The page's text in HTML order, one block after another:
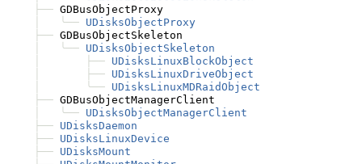
├── GDBusObjectProxy
╰── UDisksObjectProxy
├── GDBusObjectSkeleton
╰── UDisksObjectSkeleton
├── UDisksLinuxBlockObject
├── UDisksLinuxDriveObject
╰── UDisksLinuxMDRaidObject
├── GDBusObjectManagerClient
╰── UDisksObjectManagerClient
├── UDisksDaemon
├── UDisksLinuxDevice
├── UDisksMount